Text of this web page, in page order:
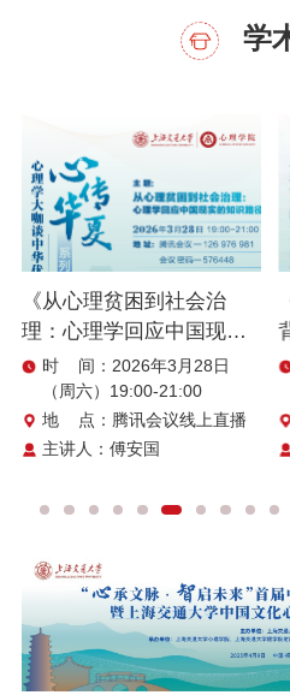
化均数差在-0.90至-0.23之间。其
和利培酮在改善总体症状方面优于
更受青睐。布南色林疗效中等和卢
物，但卢美哌隆在疗效上排名最末
起的体重增加作用有限。毒蕈碱类
为呫诺美林-曲司氯铵在疗效方面
胺受体阻断剂相关的副作用，但具
循证医学而言，纳入随机化方法不
致误导性的Meta分析结果。因此，
邮件、平信问卷的方式联系5117项
回复。在回复问卷的研究中，仅24
方法和数据真实性，最终纳入了
神分裂症临床研究数量很少，但这
研究。综上，该研究提供了最新最
指南中更明确地反映这些差异，为
应用研究。上海交通大学医学院附
神病重点实验室朱怡康副研究员是
博士生、王嘉曦博士生是共同作者
院仇晓春研究馆员等老师和研究生
科学基金国际合作与交流项目（
新，积极探索教学模式与评价体系
育人水平，不断夯实育人根基、提
历时四年协同攻关完成。研究团队
（RCT），验证了方案的有效性、
刻板行为；当前尚缺乏有效临床药
果有限，亟需开发靶向核心症状的
年的临床积累，发现初级运动皮层
的新靶区；通过运动诱发电位记录
振成像和导航系统，可在儿童上快
速连续θ波脉冲刺激（accelerated
天干预方案，完成多中心、伪刺激
自闭症儿童的社交沟通障碍这一核
耐受性。该方案为自闭症干预提供
门槛、短周期、广覆盖”的无创干预
疗体系。
学
《从心理贫困到社会治
理：心理学回应中国现实
的知识路径》
时 间：2026年3月28日
（周六）19:00-21:00
地 点：腾讯会议线上直播
主讲人：傅安国